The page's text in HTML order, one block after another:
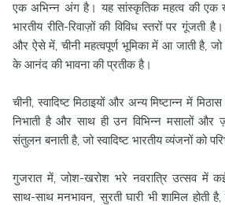
एक अभिन्न अंग है। यह सांस्कृतिक महत्व की एक
भारतीय रीति-रिवाज़ों की विविध स्तरों पर गूंजती
और ऐसे में, चीनी महत्वपूर्ण भूमिका में आ जाती है, जो
के आनंद की भावना की प्रतीक है।
चीनी, स्वादिष्ट मिठाइयों और अन्य मिष्टान्न में
निभाती है और साथ ही उन विभिन्न मसालों और
संतुलन बनाती है, जो स्वादिष्ट भारतीय व्यंजनों को
गुजरात में, जोश-खरोश भरे नवरात्रि उत्सव में कई
साथ-साथ मनभावन, सुरती घारी भी शामिल होती है,